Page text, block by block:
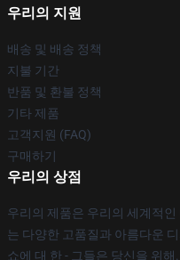
우리의 지원
배송 및 배송 정책
지불 기간
반품 및 환불 정책
기타 제품
고객지원 (FAQ)
구매하기
우리의 상점
우리의 제품은 우리의 세계적
는 다양한 고품질과 아름다운
쇼에 대 한 - 그들은 당신을 위해.